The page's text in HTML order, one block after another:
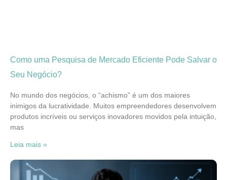
Como uma Pesquisa de Mercado Eficiente Pode Salvar o
Seu Negócio?
No mundo dos negócios, o “achismo” é um dos maiores
inimigos da lucratividade. Muitos empreendedores desenvolvem
produtos incríveis ou serviços inovadores movidos pela intuição,
mas
Leia mais »